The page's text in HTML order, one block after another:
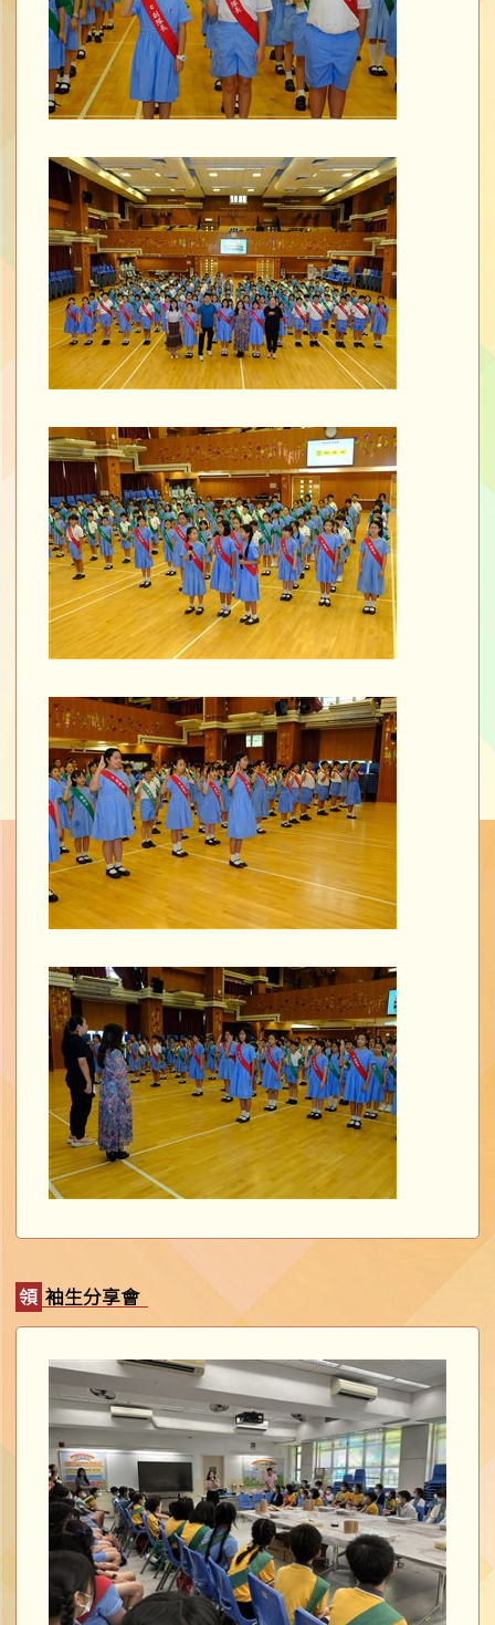
領袖生分享會